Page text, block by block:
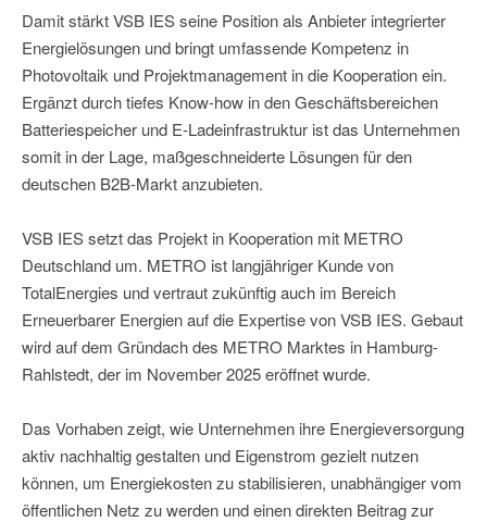
Damit stärkt VSB IES seine Position als Anbieter integrierter
Energielösungen und bringt umfassende Kompetenz in
Photovoltaik und Projektmanagement in die Kooperation ein.
Ergänzt durch tiefes Know-how in den Geschäftsbereichen
Batteriespeicher und E-Ladeinfrastruktur ist das Unternehmen
somit in der Lage, maßgeschneiderte Lösungen für den
deutschen B2B-Markt anzubieten.
VSB IES setzt das Projekt in Kooperation mit METRO
Deutschland um. METRO ist langjähriger Kunde von
TotalEnergies und vertraut zukünftig auch im Bereich
Erneuerbarer Energien auf die Expertise von VSB IES. Gebaut
wird auf dem Gründach des METRO Marktes in Hamburg-
Rahlstedt, der im November 2025 eröffnet wurde.
Das Vorhaben zeigt, wie Unternehmen ihre Energieversorgung
aktiv nachhaltig gestalten und Eigenstrom gezielt nutzen
können, um Energiekosten zu stabilisieren, unabhängiger vom
öffentlichen Netz zu werden und einen direkten Beitrag zur